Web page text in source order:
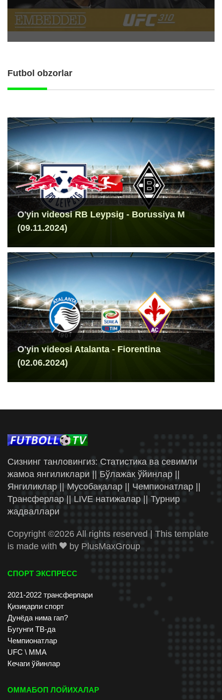
Futbol obzorlar
O'yin videosi RB Leypsig - Borussiya M
(09.11.2024)
O'yin videosi Atalanta - Fiorentina
(02.06.2024)
Сизнинг танловингиз: Статистика ва севимли
жамоа янгиликлари || Бўлажак ўйинлар ||
Янгиликлар || Мусобақалар || Чемпионатлар ||
Трансферлар || LIVE натижалар || Турнир
жадваллари
Copyright ©2026 All rights reserved | This template
is made with
by PlusMaxGroup
СПОРТ ЭКСПРЕСС
2021-2022 трансферлари
Қизиқарли спорт
Дунёда нима гап?
Бугунги ТВ-да
Чемпионатлар
UFC \ ММА
Кечаги ўйинлар
ОММАБОП ЛОЙИХАЛАР